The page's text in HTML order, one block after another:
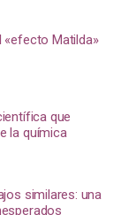
«efecto Matilda»
que
la química
similares: una